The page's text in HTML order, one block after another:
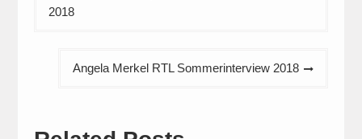
2018
Angela Merkel RTL Sommerinterview 2018